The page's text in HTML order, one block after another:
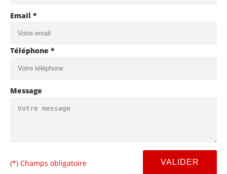
Email *
Téléphone *
Message
(*) Champs obligatoire